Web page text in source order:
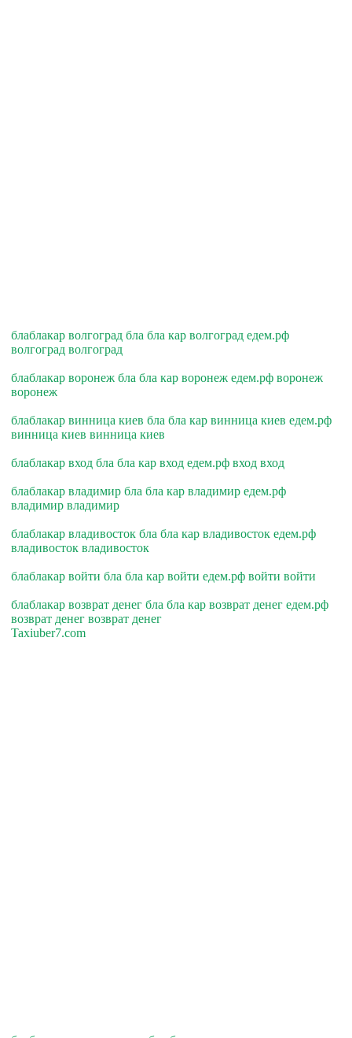
блаблакар волгоград бла бла кар волгоград едем.рф
волгоград волгоград
блаблакар воронеж бла бла кар воронеж едем.рф воронеж
воронеж
блаблакар винница киев бла бла кар винница киев едем.рф
винница киев винница киев
блаблакар вход бла бла кар вход едем.рф вход вход
блаблакар владимир бла бла кар владимир едем.рф
владимир владимир
блаблакар владивосток бла бла кар владивосток едем.рф
владивосток владивосток
блаблакар войти бла бла кар войти едем.рф войти войти
блаблакар возврат денег бла бла кар возврат денег едем.рф
возврат денег возврат денег
Taxiuber7.com